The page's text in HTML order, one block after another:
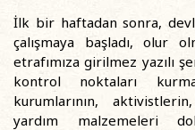
İlk bir haftadan sonra,
çalışmaya başladı, olur
etrafımıza girilmez yazılı
kontrol noktaları
kurumlarının,
yardım malzemeleri